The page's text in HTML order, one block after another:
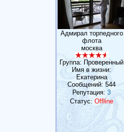
Адмирал торпедного
флота
москва
Группа: Проверенный
Имя в жизни:
Eкатерина
Сообщений: 544
Репутация: 3
Статус: Offline